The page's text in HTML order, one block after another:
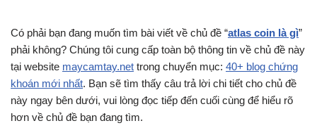
Có phải bạn đang muốn tìm bài viết về chủ đề “atlas coin là gì”
phải không? Chúng tôi cung cấp toàn bộ thông tin về chủ đề này
tại website maycamtay.net trong chuyển mục: 40+ blog chứng
khoán mới nhất. Bạn sẽ tìm thấy câu trả lời chi tiết cho chủ đề
này ngay bên dưới, vui lòng đọc tiếp đến cuối cùng để hiểu rõ
hơn về chủ đề bạn đang tìm.